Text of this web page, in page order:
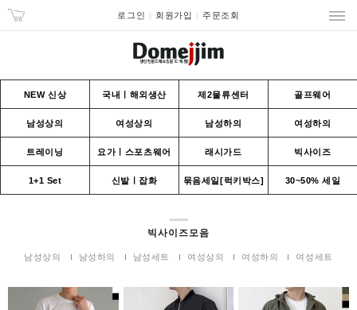
로그인 회원가입 주문조회
NEW 신상 국내ㅣ해외생산 제2물류센터 골프웨어
남성상의 여성상의 남성하의 여성하의
트레이닝 요가ㅣ스포츠웨어 래시가드 빅사이즈
1+1 Set 신발ㅣ잡화 묶음세일[럭키박스] 30~50% 세일
빅사이즈모음
남성상의 남성하의 남성세트 여성상의 여성하의 여성세트